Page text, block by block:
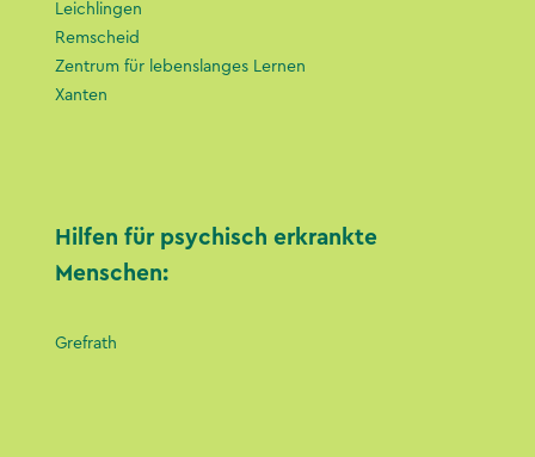
Leichlingen
Remscheid
Zentrum für lebenslanges Lernen
Xanten
Hilfen für psychisch erkrankte
Menschen:
Grefrath